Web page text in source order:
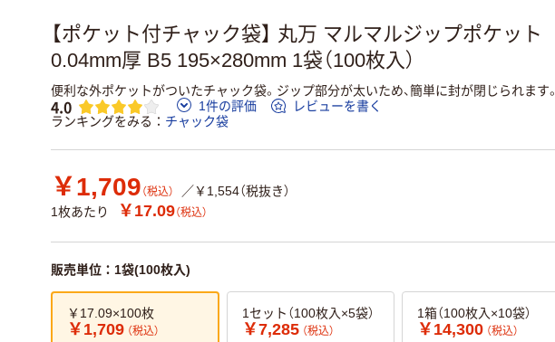
【ポケット付チャック袋】 丸万 マルマルジップポケット
0.04mm厚 B5 195×280mm 1袋（100枚入）
便利な外ポケットがついたチャック袋。ジップ部分が太いため、簡単に封が閉じられます。
4.0 1件の評価
レビューを書く
ランキングをみる
チャック袋
￥1,709 （税込）
／￥1,554（税抜き）
1枚あたり
￥17.09（税込）
販売単位：1袋(100枚入)
￥17.09×100枚
￥1,709 （税込）
1セット（100枚入×5袋）
￥7,285 （税込）
1箱（100枚入×10袋）
￥14,300 （税込）